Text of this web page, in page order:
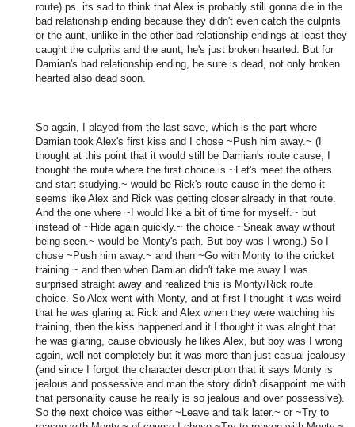
route) ps. its sad to think that Alex is probably still gonna die in the
bad relationship ending because they didn't even catch the culprits
or the aunt, unlike in the other bad relationship endings at least they
caught the culprits and the aunt, he's just broken hearted. But for
Damian's bad relationship ending, he sure is dead, not only broken
hearted also dead soon.
So again, I played from the last save, which is the part where
Damian took Alex's first kiss and I chose ~Push him away.~ (I
thought at this point that it would still be Damian's route cause, I
thought the route where the first choice is ~Let's meet the others
and start studying.~ would be Rick's route cause in the demo it
seems like Alex and Rick was getting closer already in that route.
And the one where ~I would like a bit of time for myself.~ but
instead of ~Hide again quickly.~ the choice ~Sneak away without
being seen.~ would be Monty's path. But boy was I wrong.) So I
chose ~Push him away.~ and then ~Go with Monty to the cricket
training.~ and then when Damian didn't take me away I was
surprised straight away and realized this is Monty/Rick route
choice. So Alex went with Monty, and at first I thought it was weird
that he was glaring at Rick and Alex when they were watching his
training, then the kiss happened and it I thought it was alright that
he was glaring, cause obviously he likes Alex, but boy was I wrong
again, well not completely but it was more than just casual jealousy
(and since I forgot the character description that it says Monty is
jealous and possessive and man the story didn't disappoint me with
that personality cause he really is so jealous and over possessive).
So the next choice was either ~Leave and talk later.~ or ~Try to